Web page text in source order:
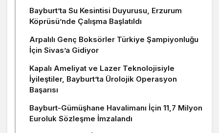
Bayburt’ta Su Kesintisi Duyurusu, Erzurum
Köprüsü’nde Çalışma Başlatıldı
Arpalılı Genç Boksörler Türkiye Şampiyonluğu
İçin Sivas’a Gidiyor
Kapalı Ameliyat ve Lazer Teknolojisiyle
İyileştiler, Bayburt’ta Ürolojik Operasyon
Başarısı
Bayburt-Gümüşhane Havalimanı İçin 11,7 Milyon
Euroluk Sözleşme İmzalandı